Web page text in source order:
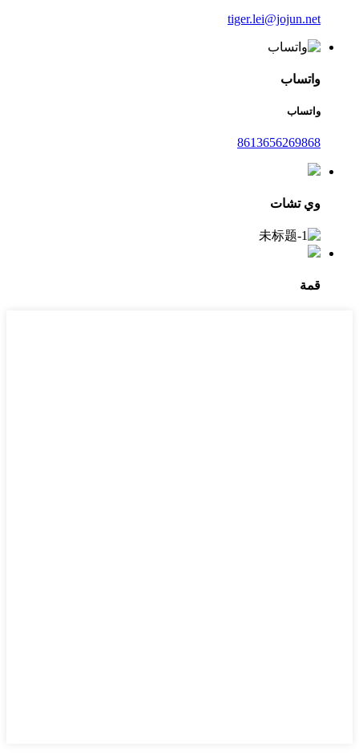
tiger.lei@jojun.net
واتساب
واتساب
8613656269868
وي تشات
قمة